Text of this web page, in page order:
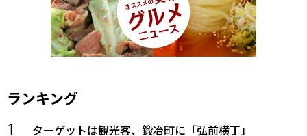
ランキング
ターゲットは観光客、鍛冶町に「弘前横丁」